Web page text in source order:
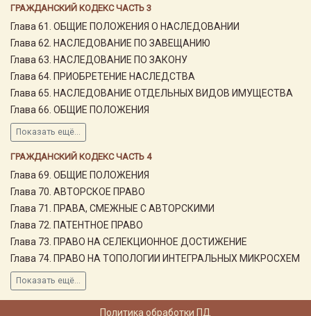
ГРАЖДАНСКИЙ КОДЕКС ЧАСТЬ 3
Глава 61. ОБЩИЕ ПОЛОЖЕНИЯ О НАСЛЕДОВАНИИ
Глава 62. НАСЛЕДОВАНИЕ ПО ЗАВЕЩАНИЮ
Глава 63. НАСЛЕДОВАНИЕ ПО ЗАКОНУ
Глава 64. ПРИОБРЕТЕНИЕ НАСЛЕДСТВА
Глава 65. НАСЛЕДОВАНИЕ ОТДЕЛЬНЫХ ВИДОВ ИМУЩЕСТВА
Глава 66. ОБЩИЕ ПОЛОЖЕНИЯ
Показать ещё...
ГРАЖДАНСКИЙ КОДЕКС ЧАСТЬ 4
Глава 69. ОБЩИЕ ПОЛОЖЕНИЯ
Глава 70. АВТОРСКОЕ ПРАВО
Глава 71. ПРАВА, СМЕЖНЫЕ С АВТОРСКИМИ
Глава 72. ПАТЕНТНОЕ ПРАВО
Глава 73. ПРАВО НА СЕЛЕКЦИОННОЕ ДОСТИЖЕНИЕ
Глава 74. ПРАВО НА ТОПОЛОГИИ ИНТЕГРАЛЬНЫХ МИКРОСХЕМ
Показать ещё...
Политика обработки ПД